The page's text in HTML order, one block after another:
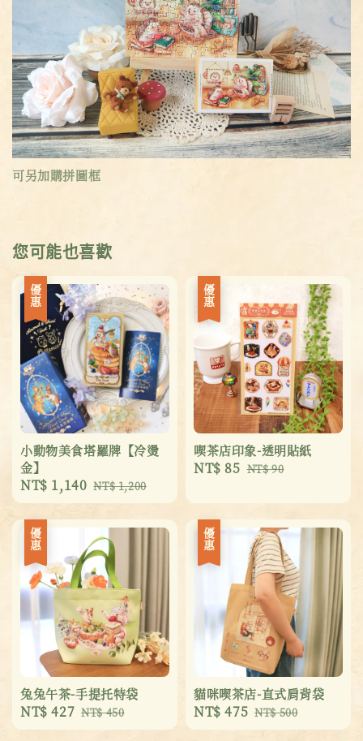
可另加購拼圖框
您可能也喜歡
優惠
小動物美食塔羅牌【冷燙
金】
Sale
price
NT$ 1,140 Regular
price
NT$ 1,200
優惠
喫茶店印象-透明貼紙
Sale
NT$ 85 Regular
NT$ 90
優惠
兔兔午茶-手提托特袋
Sale
price
NT$ 427 Regular
price
NT$ 450
優惠
貓咪喫茶店-直式肩背袋
Sale
price
NT$ 475 Regular
price
NT$ 500